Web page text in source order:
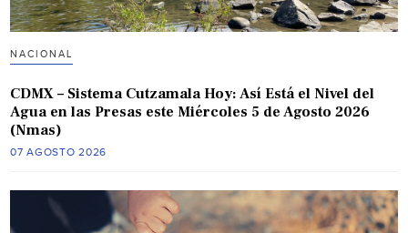
NACIONAL
CDMX – Sistema Cutzamala Hoy: Así Está el Nivel del
Agua en las Presas este Miércoles 5 de Agosto 2026
(Nmas)
07 AGOSTO 2026